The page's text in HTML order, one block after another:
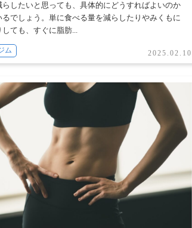
らしたいと思っても、具体的にどうすればよいのか
るでしょう。単に食べる量を減らしたりやみくもに
ても、すぐに脂肪...
ム 2025.02.10